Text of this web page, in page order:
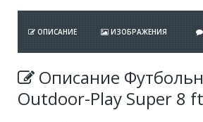
ОПИСАНИЕ ИЗОБРАЖЕНИЯ
Описание
Outdoor-Play Super 8